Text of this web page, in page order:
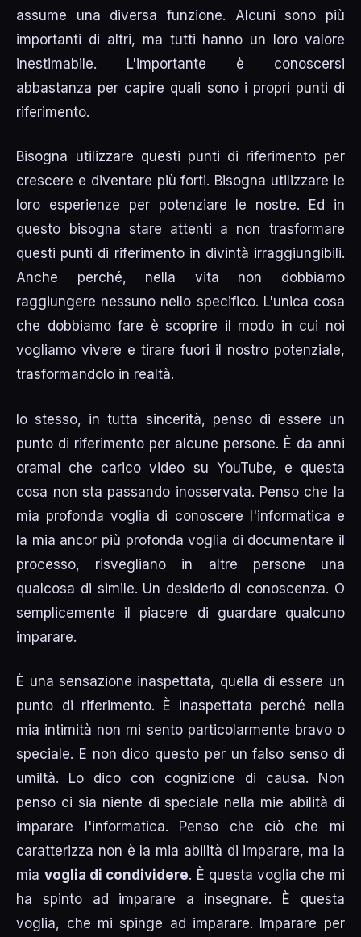
assume una diversa funzione. Alcuni sono più
importanti di altri, ma tutti hanno un loro valore
inestimabile. L'importante è conoscersi
abbastanza per capire quali sono i propri punti di
riferimento.
Bisogna utilizzare questi punti di riferimento per
crescere e diventare più forti. Bisogna utilizzare le
loro esperienze per potenziare le nostre. Ed in
questo bisogna stare attenti a non trasformare
questi punti di riferimento in divintà irraggiungibili.
Anche perché, nella vita non dobbiamo
raggiungere nessuno nello specifico. L'unica cosa
che dobbiamo fare è scoprire il modo in cui noi
vogliamo vivere e tirare fuori il nostro potenziale,
trasformandolo in realtà.
Io stesso, in tutta sincerità, penso di essere un
punto di riferimento per alcune persone. È da anni
oramai che carico video su YouTube, e questa
cosa non sta passando inosservata. Penso che la
mia profonda voglia di conoscere l'informatica e
la mia ancor più profonda voglia di documentare il
processo, risvegliano in altre persone una
qualcosa di simile. Un desiderio di conoscenza. O
semplicemente il piacere di guardare qualcuno
imparare.
È una sensazione inaspettata, quella di essere un
punto di riferimento. È inaspettata perché nella
mia intimità non mi sento particolarmente bravo o
speciale. E non dico questo per un falso senso di
umiltà. Lo dico con cognizione di causa. Non
penso ci sia niente di speciale nella mie abilità di
imparare l'informatica. Penso che ciò che mi
caratterizza non è la mia abilità di imparare, ma la
mia voglia di condividere. È questa voglia che mi
ha spinto ad imparare a insegnare. È questa
voglia, che mi spinge ad imparare. Imparare per